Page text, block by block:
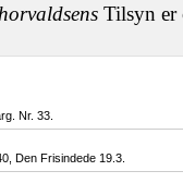
Tilsyn er
Nr. 33.
Den Frisindede 19.3.